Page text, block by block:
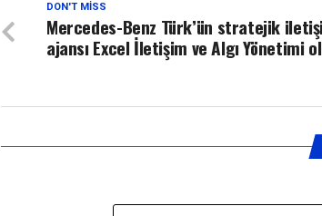
DON'T MISS
Mercedes-Benz Türk’ün stratejik
ajansı Excel İletişim ve Algı Yönetimi